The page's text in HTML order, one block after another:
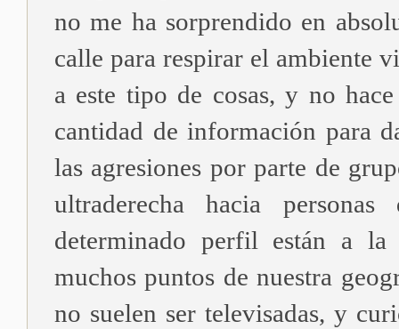
no me ha sorprendido en
calle para respirar el ambiente
a este tipo de cosas, y no
cantidad de información para
las agresiones por parte de
ultraderecha hacia
determinado perfil están a
muchos puntos de nuestra
no suelen ser televisadas, y